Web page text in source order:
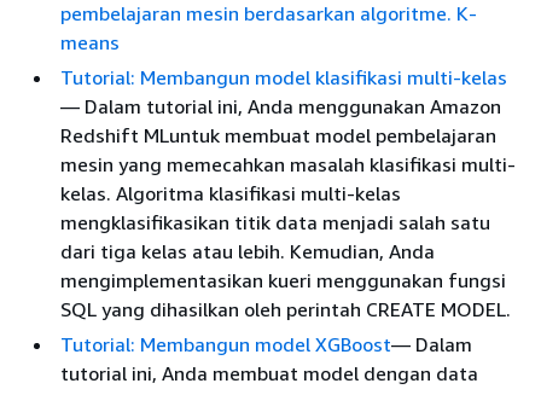
pembelajaran mesin berdasarkan algoritme. K-
means
Tutorial: Membangun model klasifikasi multi-kelas
— Dalam tutorial ini, Anda menggunakan Amazon
Redshift MLuntuk membuat model pembelajaran
mesin yang memecahkan masalah klasifikasi multi-
kelas. Algoritma klasifikasi multi-kelas
mengklasifikasikan titik data menjadi salah satu
dari tiga kelas atau lebih. Kemudian, Anda
mengimplementasikan kueri menggunakan fungsi
SQL yang dihasilkan oleh perintah CREATE MODEL.
Tutorial: Membangun model XGBoost— Dalam
tutorial ini, Anda membuat model dengan data